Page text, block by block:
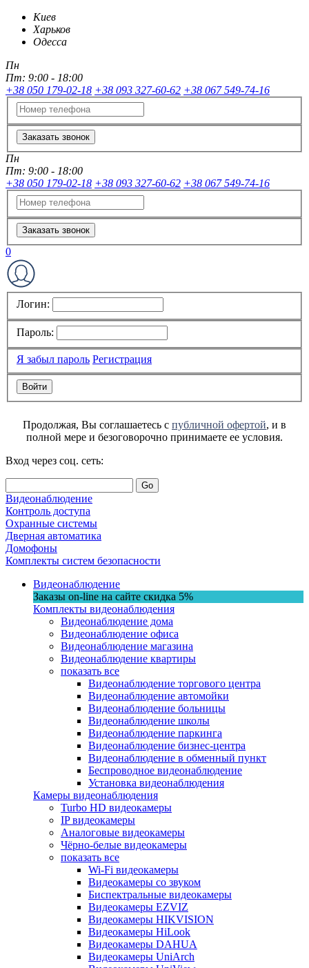
Киев
Харьков
Одесса
Пн
Пт: 9:00 - 18:00
+38 050 179-02-18 +38 093 327-60-62 +38 067 549-74-16
Заказать звонок
Пн
Пт: 9:00 - 18:00
+38 050 179-02-18 +38 093 327-60-62 +38 067 549-74-16
Заказать звонок
0
Логин:
Пароль:
Я забыл пароль Регистрация
Продолжая, Вы соглашаетесь с публичной офертой, и в
полной мере и безоговорочно принимаете ее условия.
Вход через соц. сеть:
Go
Видеонаблюдение
Контроль доступа
Охранные системы
Дверная автоматика
Домофоны
Комплекты систем безопасности
Видеонаблюдение
Заказы on-line на сaйте скидка 5%
Комплекты видеонаблюдения
Видеонаблюдение дома
Видеонаблюдение офиса
Видеонаблюдение магазина
Видеонаблюдение квартиры
показать все
Видеонаблюдение торгового центра
Видеонаблюдение автомойки
Видеонаблюдение больницы
Видеонаблюдение школы
Видеонаблюдение паркинга
Видеонаблюдение бизнес-центра
Видеонаблюдение в обменный пункт
Беспроводное видеонаблюдение
Установка видеонаблюдения
Камеры видеонаблюдения
Turbo HD видеокамеры
IP видеокамеры
Аналоговые видеокамеры
Чёрно-белые видеокамеры
показать все
Wi-Fi видеокамеры
Видеокамеры со звуком
Биспектральные видеокамеры
Видеокамеры EZVIZ
Видеокамеры HIKVISION
Видеокамеры HiLook
Видеокамеры DAHUA
Видеокамеры UniArch